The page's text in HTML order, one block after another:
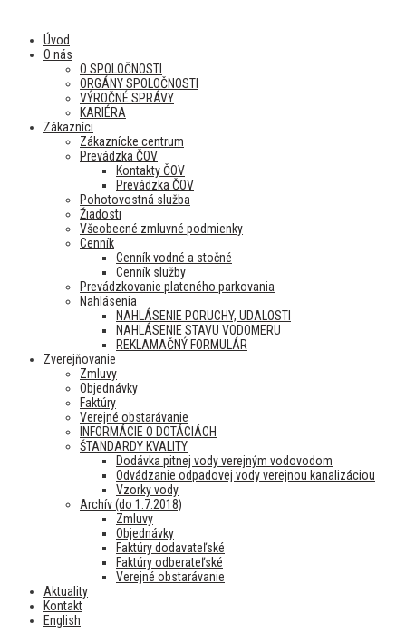
Úvod
O nás
O SPOLOČNOSTI
ORGÁNY SPOLOČNOSTI
VÝROČNÉ SPRÁVY
KARIÉRA
Zákazníci
Zákaznícke centrum
Prevádzka ČOV
Kontakty ČOV
Prevádzka ČOV
Pohotovostná služba
Žiadosti
Všeobecné zmluvné podmienky
Cenník
Cenník vodné a stočné
Cenník služby
Prevádzkovanie plateného parkovania
Nahlásenia
NAHLÁSENIE PORUCHY, UDALOSTI
NAHLÁSENIE STAVU VODOMERU
REKLAMAČNÝ FORMULÁR
Zverejňovanie
Zmluvy
Objednávky
Faktúry
Verejné obstarávanie
INFORMÁCIE O DOTÁCIÁCH
ŠTANDARDY KVALITY
Dodávka pitnej vody verejným vodovodom
Odvádzanie odpadovej vody verejnou kanalizáciou
Vzorky vody
Archív (do 1.7.2018)
Zmluvy
Objednávky
Faktúry dodavateľské
Faktúry odberateľské
Verejné obstarávanie
Aktuality
Kontakt
English